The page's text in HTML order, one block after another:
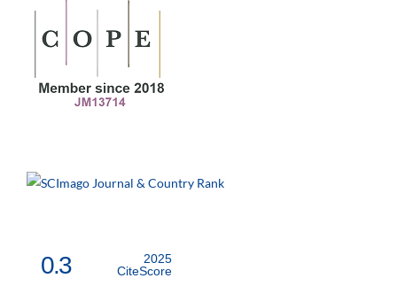
0.3
2025
CiteScore